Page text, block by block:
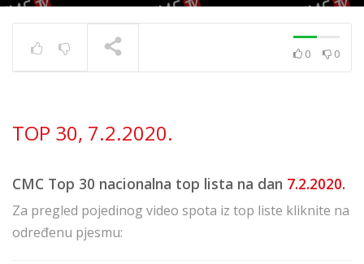
0 0
TOP 30, 7.2.2020.
CMC Top 30 nacionalna top lista na dan 7.2.2020.
Za pregled pojedinog video spota iz top liste kliknite na
određenu pjesmu: